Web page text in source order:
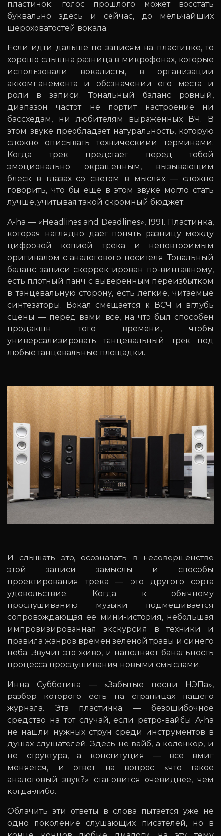
пластинок: голос прошлого может восстать
буквально здесь и сейчас, до мельчайших
шероховатостей вокала.
Если идти дальше по записям на пластинке, то
хорошо слышна разница в микрофонах, которые
использовали вокалисты, в организации
аккомпанемента и обозначении его места и
роли в записи. Тональный баланс ровный,
диапазон частот не портит настроение ни
бассхедам, ни любителям выраженных ВЧ. В
этом звуке преобладает натуральность, которую
сложно описывать техническими терминами.
Когда трек предстает перед тобой
эмоционально окрашенным, вызывающим
блеск в глазах со светом в мыслях — сложно
говорить, что бы еще в этом звуке могло стать
лучше, учитывая такой скромный бюджет.
A-ha — «Headlines and Deadlines», 1991. Пластинка,
которая наглядно дает понять разницу между
цифровой копией трека и неповторимым
оригиналом с аналогового носителя. Тональный
баланс записи скорректирован по-винтажному,
есть плотный панч с выверенным переизбытком
в танцевальную сторону, есть легкие, читаемые
синтезаторы. Вокал смещается к ВСЧ и вглубь
сцены — перед вами все, на что был способен
продакшн того времени, чтобы
универсализировать танцевальный трек под
любые танцевальные площадки.
И слышать это, осознавать в несовершенстве
этой записи замыслы и способы
проектирования трека — это другого сорта
удовольствие. Когда к обычному
прослушиванию музыки подмешивается
сопровождающая ее мини-история, небольшая
импровизированная экскурсия в техники и
правила жанров времен зеленой травы и синего
неба. Звучит это живо, и наполняет банальность
процесса прослушивания новыми смыслами.
Инна Субботина — «Забытые песни НЭПа»,
разбор которого есть на страницах нашего
журнала. Эта пластинка — безошибочное
средство на тот случай, если ретро-вайбы A-ha
не нашли нужных струн среди инструментов в
душах слушателей. Здесь не вайб, а коленкор, и
не структура, а конституция — все вмиг
меняется, и ответ на вопрос «что такое
аналоговый звук?» становится очевиднее, чем
когда-либо.
Облачить эти ответы в слова пытается уже не
одно поколение слушающих писателей, но в